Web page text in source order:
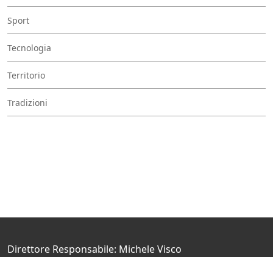
Sport
Tecnologia
Territorio
Tradizioni
Direttore Responsabile: Michele Visco